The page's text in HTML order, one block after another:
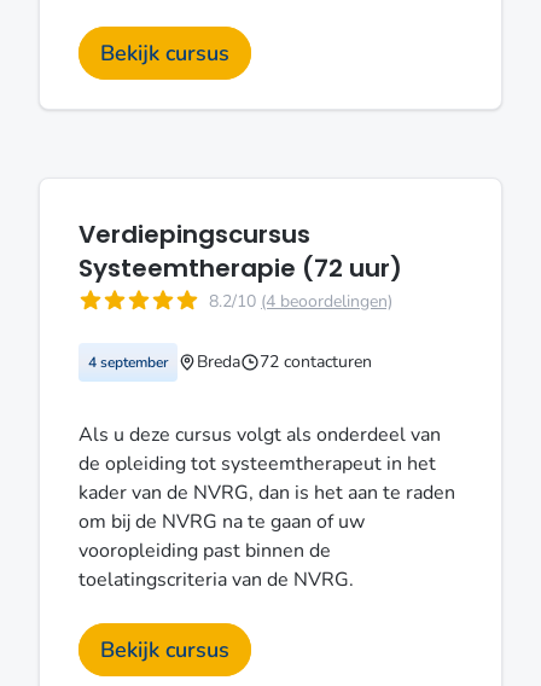
Bekijk cursus
Verdiepingscursus
Systeemtherapie (72 uur)
8.2/10 (4 beoordelingen)
4 september Breda 72 contacturen
Als u deze cursus volgt als onderdeel van
de opleiding tot systeemtherapeut in het
kader van de NVRG, dan is het aan te raden
om bij de NVRG na te gaan of uw
vooropleiding past binnen de
toelatingscriteria van de NVRG.
Bekijk cursus